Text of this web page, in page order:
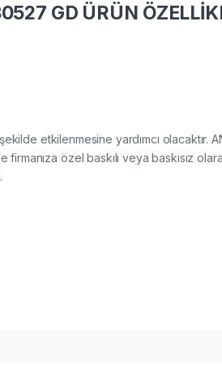
GD ÜRÜN
etkilenmesine yardımcı olacaktır.
özel baskılı veya baskısız